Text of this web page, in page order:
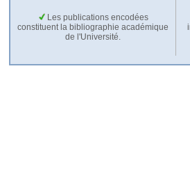
Les publications encodées
constituent la bibliographie académique
de l'Université.